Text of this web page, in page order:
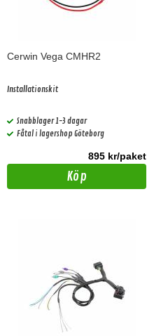
Cerwin Vega CMHR2
Installationskit
Snabblager 1-3 dagar
Fåtal i lagershop Göteborg
895 kr/paket
Köp